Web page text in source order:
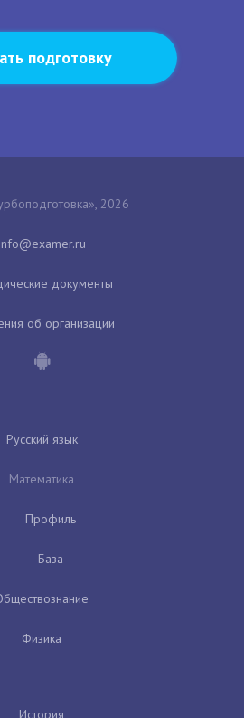
подготовку
2026
документы
об организации
Русский язык
Математика
Профиль
База
Физика
История